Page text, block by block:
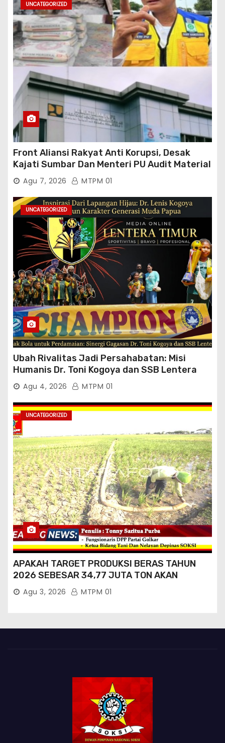
UNCATEGORIZED
Front Aliansi Rakyat Anti Korupsi, Desak
Kajati Sumbar Dan Menteri PU Audit Material
PT. Brantas Abipraya Kontrak No :
06.Nopember 2025 s.d 31 Maret 2026
Sumber Dana: APBN Nilai Kontrak : Rp
76.130.630.000.00,- Diduga Ka.Balai BWSS V
Padang Tutup Mata
Agu 7, 2026 MTPM 01
UNCATEGORIZED
Ubah Rivalitas Jadi Persahabatan: Misi
Humanis Dr. Toni Kogoya dan SSB Lentera
TimurAgu 4, 2026 MTPM 01
UNCATEGORIZED
APAKAH TARGET PRODUKSI BERAS TAHUN
2026 SEBESAR 34,77 JUTA TON AKAN
TERCAPAI ?
Agu 3, 2026 MTPM 01